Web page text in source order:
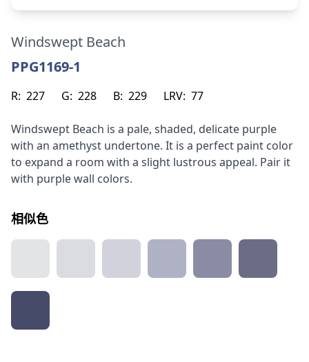
Windswept Beach
PPG1169-1
R: 227 G: 228 B: 229 LRV: 77
Windswept Beach is a pale, shaded, delicate purple
with an amethyst undertone. It is a perfect paint color
to expand a room with a slight lustrous appeal. Pair it
with purple wall colors.
相似色